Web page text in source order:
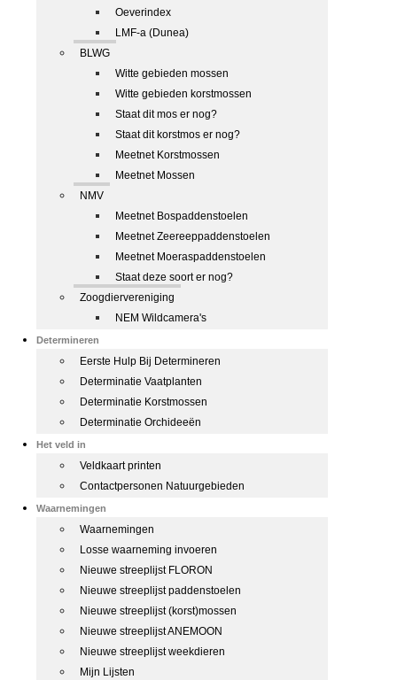
Oeverindex
LMF-a (Dunea)
BLWG
Witte gebieden mossen
Witte gebieden korstmossen
Staat dit mos er nog?
Staat dit korstmos er nog?
Meetnet Korstmossen
Meetnet Mossen
NMV
Meetnet Bospaddenstoelen
Meetnet Zeereeppaddenstoelen
Meetnet Moeraspaddenstoelen
Staat deze soort er nog?
Zoogdiervereniging
NEM Wildcamera's
Determineren
Eerste Hulp Bij Determineren
Determinatie Vaatplanten
Determinatie Korstmossen
Determinatie Orchideeën
Het veld in
Veldkaart printen
Contactpersonen Natuurgebieden
Waarnemingen
Waarnemingen
Losse waarneming invoeren
Nieuwe streeplijst FLORON
Nieuwe streeplijst paddenstoelen
Nieuwe streeplijst (korst)mossen
Nieuwe streeplijst ANEMOON
Nieuwe streeplijst weekdieren
Mijn Lijsten